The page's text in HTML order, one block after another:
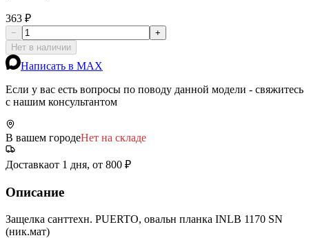
363 ₽
−
+
Нет в наличии
Написать в MAX
Если у вас есть вопросы по поводу данной модели - свяжитесь
с нашим консультантом
В вашем городеНет на складе
Доставкаот 1 дня, от 800 ₽
Описание
Защелка санттехн. PUERTO, овальн планка INLB 1170 SN
(ник.мат)